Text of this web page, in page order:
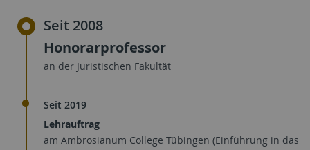
Seit 2008
Honorarprofessor
an der Juristischen Fakultät
Seit 2019
Lehrauftrag
am Ambrosianum College Tübingen (Einführung in das